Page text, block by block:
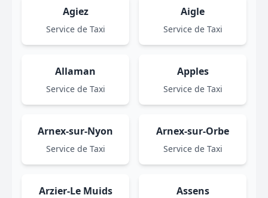
Agiez
Service de Taxi
Aigle
Service de Taxi
Allaman
Service de Taxi
Apples
Service de Taxi
Arnex-sur-Nyon
Service de Taxi
Arnex-sur-Orbe
Service de Taxi
Arzier-Le Muids Assens